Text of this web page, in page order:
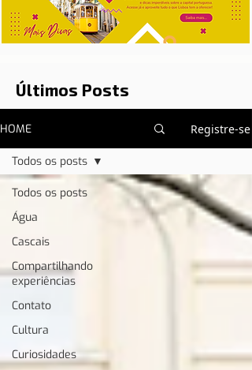
Últimos Posts
HOME Registre-se
Todos os posts
Água
Cascais
Compartilhando
experiências
Contato
Cultura
Curiosidades
Todos os posts